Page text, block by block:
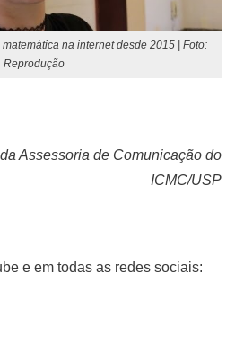
na internet desde 2015 | Foto:
Reprodução
Assessoria de Comunicação do
ICMC/USP
e em todas as redes sociais: